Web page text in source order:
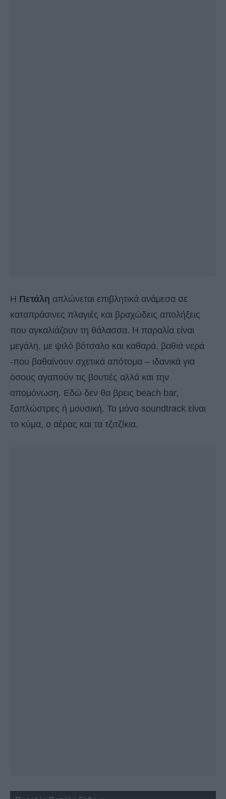
Η Πετάλη απλώνεται επιβλητικά ανάμεσα σε
καταπράσινες πλαγιές και βραχώδεις απολήξεις
που αγκαλιάζουν τη θάλασσα. Η παραλία είναι
μεγάλη, με ψιλό βότσαλο και καθαρά, βαθιά νερά
-που βαθαίνουν σχετικά απότομα – ιδανικά για
όσους αγαπούν τις βουτιές αλλά και την
απομόνωση. Εδώ δεν θα βρεις beach bar,
ξαπλώστρες ή μουσική. Το μόνο soundtrack είναι
το κύμα, ο αέρας και τα τζιτζίκια.